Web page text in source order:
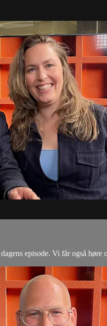
episode. Vi får også